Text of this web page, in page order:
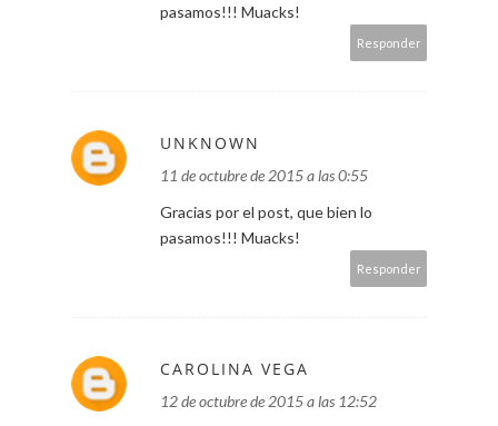
pasamos!!! Muacks!
Responder
UNKNOWN
11 de octubre de 2015 a las 0:55
Gracias por el post, que bien lo
pasamos!!! Muacks!
Responder
CAROLINA VEGA
12 de octubre de 2015 a las 12:52